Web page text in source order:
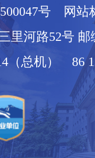
号 网站
里河路52号 邮
（总机） 86